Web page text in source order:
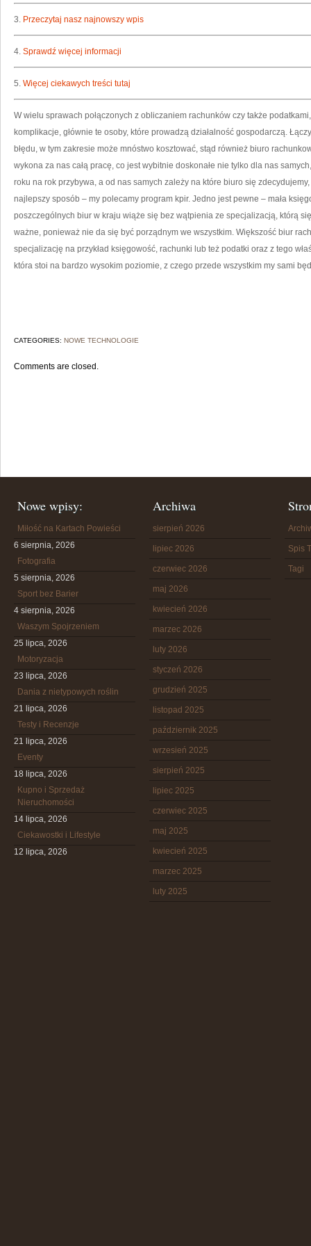
3. Przeczytaj nasz najnowszy wpis
4. Sprawdź więcej informacji
5. Więcej ciekawych treści tutaj
W wielu sprawach połączonych z obliczaniem rachunków czy także
komplikacje, głównie te osoby, które prowadzą działalność gospodarczą.
błędu, w tym zakresie może mnóstwo kosztować, stąd również biuro
wykona za nas całą pracę, co jest wybitnie doskonałe nie tylko dla nas
roku na rok przybywa, a od nas samych zależy na które biuro się
najlepszy sposób – my polecamy program kpir. Jedno jest pewne – mała
poszczególnych biur w kraju wiąże się bez wątpienia ze specjalizacją, którą
ważne, ponieważ nie da się być porządnym we wszystkim. Większość biur
specjalizację na przykład księgowość, rachunki lub też podatki oraz z tego
która stoi na bardzo wysokim poziomie, z czego przede wszystkim my sami
CATEGORIES: NOWE TECHNOLOGIE
Comments are closed.
Nowe wpisy:
Miłość na Kartach Powieści
6 sierpnia, 2026
Fotografia
5 sierpnia, 2026
Sport bez Barier
4 sierpnia, 2026
Waszym Spojrzeniem
25 lipca, 2026
Motoryzacja
23 lipca, 2026
Dania z nietypowych roślin
21 lipca, 2026
Testy i Recenzje
21 lipca, 2026
Eventy
18 lipca, 2026
Kupno i Sprzedaż
Nieruchomości
14 lipca, 2026
Ciekawostki i Lifestyle
12 lipca, 2026
Archiwa
sierpień 2026
lipiec 2026
czerwiec 2026
maj 2026
kwiecień 2026
marzec 2026
luty 2026
styczeń 2026
grudzień 2025
listopad 2025
październik 2025
wrzesień 2025
sierpień 2025
lipiec 2025
czerwiec 2025
maj 2025
kwiecień 2025
marzec 2025
luty 2025
Spis
Tagi